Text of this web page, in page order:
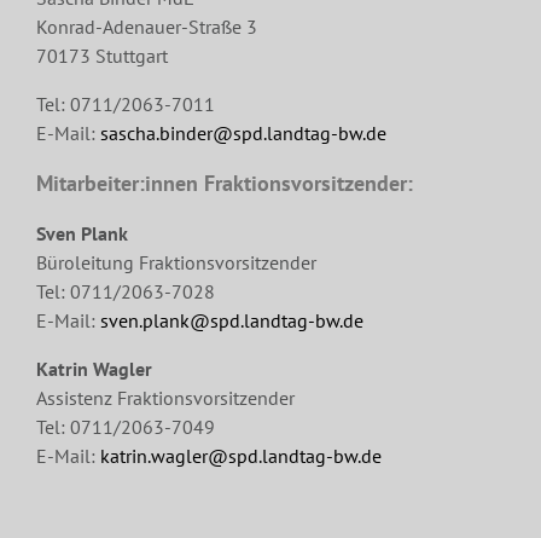
Konrad-Adenauer-Straße 3
70173 Stuttgart
Tel: 0711/2063-7011
E-Mail: sascha.binder@spd.landtag-bw.de
Mitarbeiter:innen Fraktionsvorsitzender:
Sven Plank
Büroleitung Fraktionsvorsitzender
Tel: 0711/2063-7028
E-Mail: sven.plank@spd.landtag-bw.de
Katrin Wagler
Assistenz Fraktionsvorsitzender
Tel: 0711/2063-7049
E-Mail: katrin.wagler@spd.landtag-bw.de